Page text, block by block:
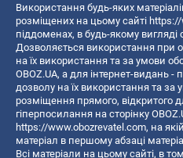
Використання будь-яких
розміщених на цьому сайті
піддоменах, в будь-якому вигляді
Дозволяється використання при
на їх використання та за умови
OBOZ.UA, а для інтернет-видань
дозволу на їх використання та за
розміщення прямого, відкритого
гіперпосилання на сторінку
https://www.obozrevatel.com, на
матеріал в першому абзаці
Всі матеріали на цьому сайті, в